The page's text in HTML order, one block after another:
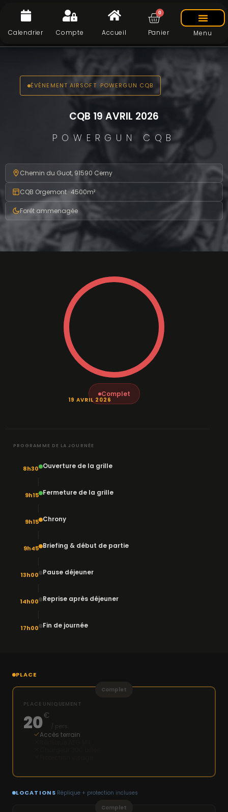
Calendrier Compte Accueil
0
Panier Menu
ÉVÉNEMENT AIRSOFT ·POWERGUN CQB
CQB 19 AVRIL 2026
POWERGUN CQB
Chemin du Guot, 91590 Cerny
CQB Orgemont · 4500m²
Forêt ammenagée
19 AVRIL 2026
Complet
PROGRAMME DE LA JOURNÉE
8h30 Ouverture de la grille
9h15 Fermeture de la grille
9h15 Chrony
9h45 Briefing & début de partie
13h00 Pause déjeuner
14h00 Reprise après déjeuner
17h00 Fin de journée
PLACE
Complet
PLACE UNIQUEMENT
20€
/ pers.
Accès terrain
LOCATIONS Réplique + protection incluses
Complet